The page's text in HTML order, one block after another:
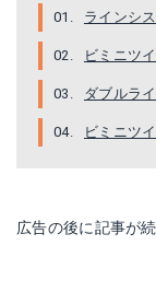
ラインシ
ビミニツ
ダブルラ
ビミニツ
広告の後に記事が